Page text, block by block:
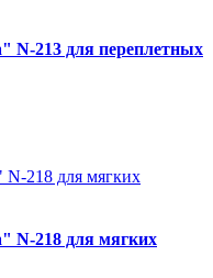
213 для переплетных
N-218 для мягких